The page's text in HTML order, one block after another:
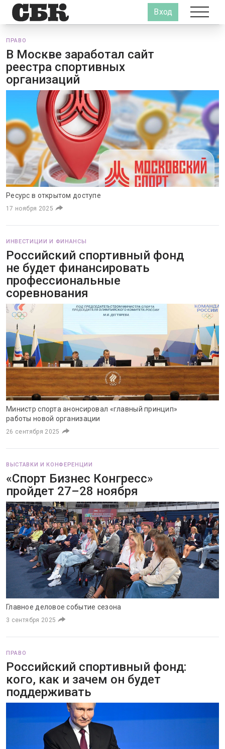
Вход
ПРАВО
В Москве заработал сайт
реестра спортивных
организаций
Ресурс в открытом доступе
17 ноября 2025
ИНВЕСТИЦИИ И ФИНАНСЫ
Российский спортивный фонд
не будет финансировать
профессиональные
соревнования
Министр спорта анонсировал «главный принцип»
работы новой организации
26 сентября 2025
ВЫСТАВКИ И КОНФЕРЕНЦИИ
«Спорт Бизнес Конгресс»
пройдет 27–28 ноября
Главное деловое событие сезона
3 сентября 2025
ПРАВО
Российский спортивный фонд:
кого, как и зачем он будет
поддерживать